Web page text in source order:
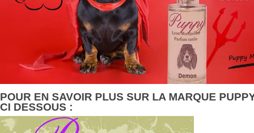
POUR EN SAVOIR PLUS SUR LA MARQUE
CI DESSOUS :